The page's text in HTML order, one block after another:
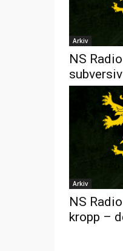
Arkiv
NS
Arkiv
NS
kropp –